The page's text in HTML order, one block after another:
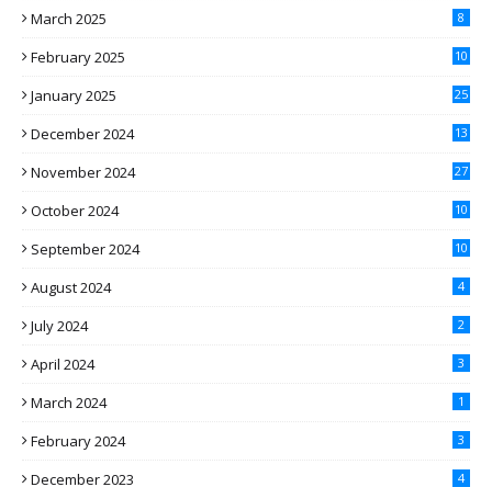
March 2025 8
February 2025 10
January 2025 25
December 2024 13
November 2024 27
October 2024 10
September 2024 10
August 2024 4
July 2024 2
April 2024 3
March 2024 1
February 2024 3
December 2023 4